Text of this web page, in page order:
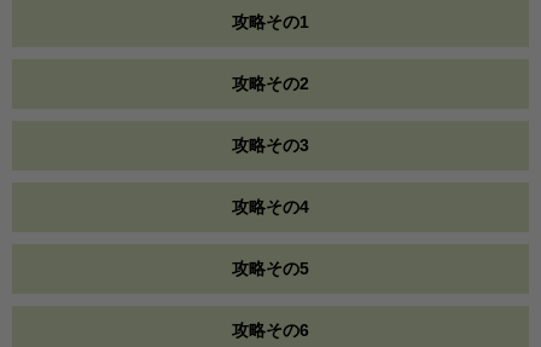
攻略その1
攻略その2
攻略その3
攻略その4
攻略その5
攻略その6